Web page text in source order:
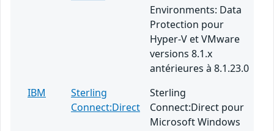
Environments: Data
Protection pour
Hyper-V et VMware
versions 8.1.x
antérieures à 8.1.23.0
IBM
Sterling
Connect:Direct
Sterling
Connect:Direct pour
Microsoft Windows